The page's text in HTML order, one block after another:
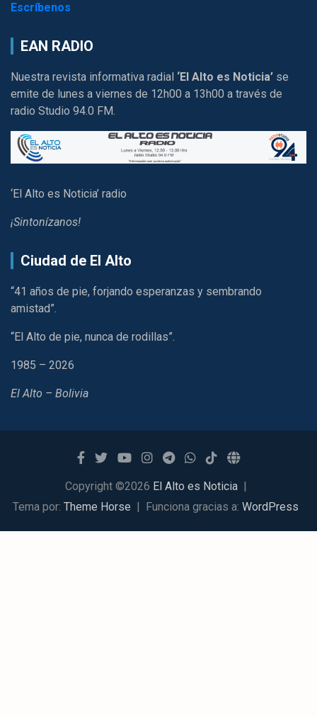
Escríbenos
EAN RADIO
Nuestra revista informativa radial ‘El Alto es Noticia’ se
emite de lunes a viernes de 12h00 a 13h00 a través de
radio Studio 94.0 FM.
‘El Alto es Noticia’ radio
¡Sintonízanos!
Ciudad de El Alto
“41 años de pie, forjando esperanzas y sembrando
amistad”.
“El Alto de pie, nunca de rodillas”.
1985 – 2026
El Alto – Bolivia
Copyright ©2026 El Alto es Noticia
Tema por: Theme Horse Funciona gracias a: WordPress